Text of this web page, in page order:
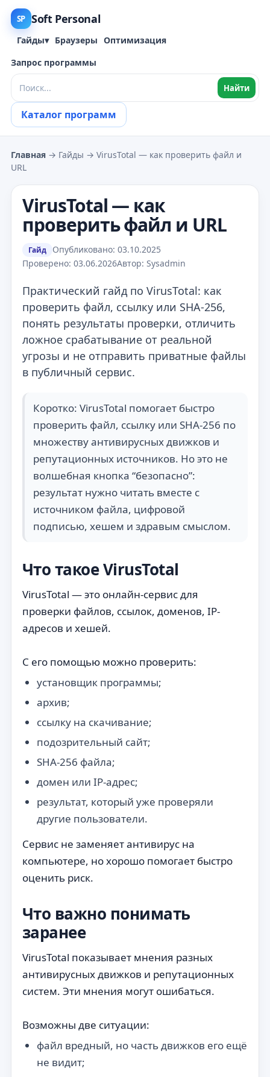
SP Soft Personal
Гайды▾ Браузеры Оптимизация
Запрос программы
Найти
Каталог программ
Главная → Гайды → VirusTotal — как проверить файл и
URL
VirusTotal — как
проверить файл и URL
Гайд
Опубликовано: 03.10.2025
Проверено: 03.06.2026Автор: Sysadmin
Практический гайд по VirusTotal: как
проверить файл, ссылку или SHA-256,
понять результаты проверки, отличить
ложное срабатывание от реальной
угрозы и не отправить приватные файлы
в публичный сервис.
Коротко: VirusTotal помогает быстро
проверить файл, ссылку или SHA-256 по
множеству антивирусных движков и
репутационных источников. Но это не
волшебная кнопка “безопасно”:
результат нужно читать вместе с
источником файла, цифровой
подписью, хешем и здравым смыслом.
Что такое VirusTotal
VirusTotal — это онлайн-сервис для
проверки файлов, ссылок, доменов, IP-
адресов и хешей.
С его помощью можно проверить:
установщик программы;
архив;
ссылку на скачивание;
подозрительный сайт;
SHA-256 файла;
домен или IP-адрес;
результат, который уже проверяли
другие пользователи.
Сервис не заменяет антивирус на
компьютере, но хорошо помогает быстро
оценить риск.
Что важно понимать
заранее
VirusTotal показывает мнения разных
антивирусных движков и репутационных
систем. Эти мнения могут ошибаться.
Возможны две ситуации:
файл вредный, но часть движков его ещё
не видит;